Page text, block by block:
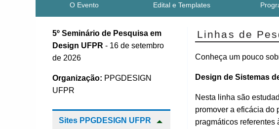
O Evento Edital e Templates
5º Seminário de Pesquisa em
Design UFPR - 16 de setembro
de 2026
Organização: PPGDESIGN
UFPR
Sites PPGDESIGN UFPR
Linhas de
Conheça um pouco
Design de Sistemas
Nesta linha são
promover a eficácia do
pragmáticos referentes